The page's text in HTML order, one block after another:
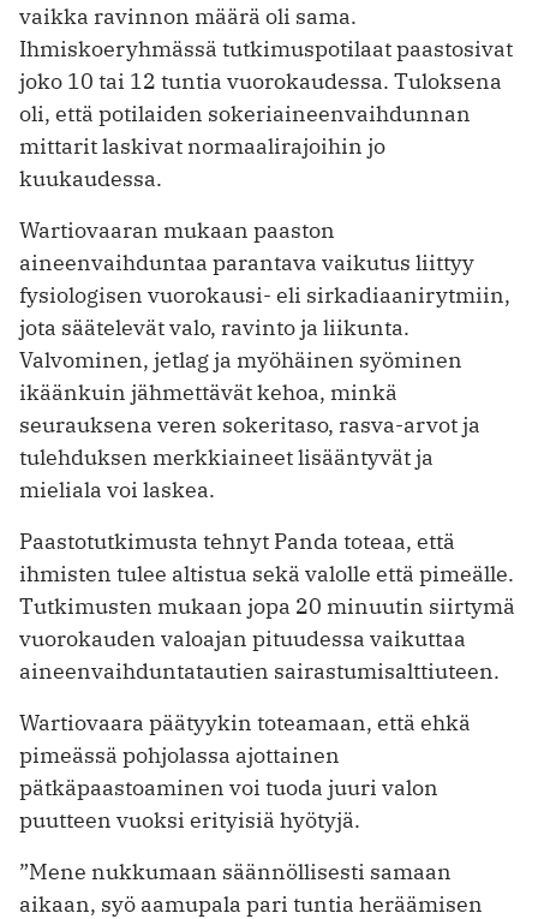
vaikka ravinnon määrä oli sama.
Ihmiskoeryhmässä tutkimuspotilaat paastosivat
joko 10 tai 12 tuntia vuorokaudessa. Tuloksena
oli, että potilaiden sokeriaineenvaihdunnan
mittarit laskivat normaalirajoihin jo
kuukaudessa.
Wartiovaaran mukaan paaston
aineenvaihduntaa parantava vaikutus liittyy
fysiologisen vuorokausi- eli sirkadiaanirytmiin,
jota säätelevät valo, ravinto ja liikunta.
Valvominen, jetlag ja myöhäinen syöminen
ikäänkuin jähmettävät kehoa, minkä
seurauksena veren sokeritaso, rasva-arvot ja
tulehduksen merkkiaineet lisääntyvät ja
mieliala voi laskea.
Paastotutkimusta tehnyt Panda toteaa, että
ihmisten tulee altistua sekä valolle että pimeälle.
Tutkimusten mukaan jopa 20 minuutin siirtymä
vuorokauden valoajan pituudessa vaikuttaa
aineenvaihduntatautien sairastumisalttiuteen.
Wartiovaara päätyykin toteamaan, että ehkä
pimeässä pohjolassa ajottainen
pätkäpaastoaminen voi tuoda juuri valon
puutteen vuoksi erityisiä hyötyjä.
”Mene nukkumaan säännöllisesti samaan
aikaan, syö aamupala pari tuntia heräämisen